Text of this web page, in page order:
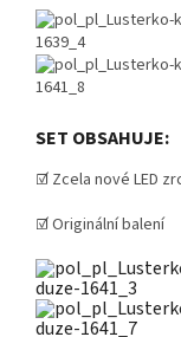
SET OBSAHUJE:
☑️ Zcela nové LED
☑️ Originální balení